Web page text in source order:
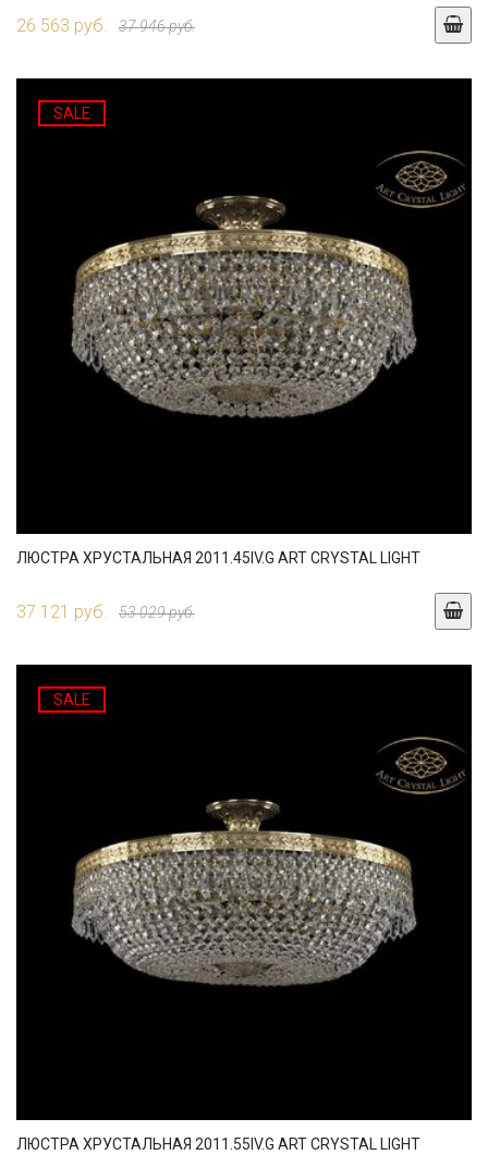
26 563 руб. 37 946 руб.
SALE
ЛЮСТРА ХРУСТАЛЬНАЯ 2011.45IV.G ART CRYSTAL LIGHT
37 121 руб. 53 029 руб.
SALE
ЛЮСТРА ХРУСТАЛЬНАЯ 2011.55IV.G ART CRYSTAL LIGHT